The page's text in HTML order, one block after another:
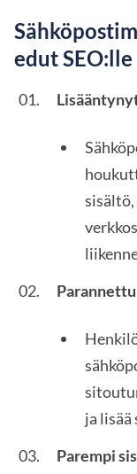
edut SEO:lle
ja
Parempi